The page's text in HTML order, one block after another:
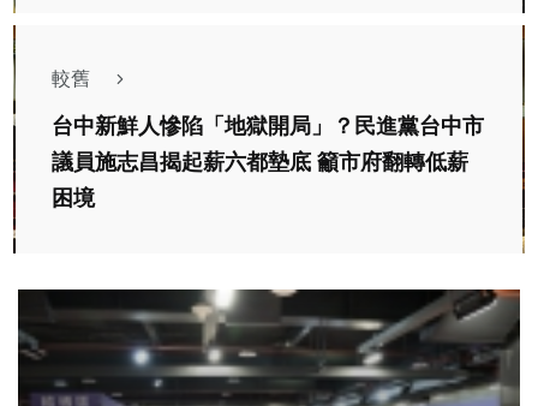
較舊
台中新鮮人慘陷「地獄開局」？民進黨台中市
議員施志昌揭起薪六都墊底 籲市府翻轉低薪
困境